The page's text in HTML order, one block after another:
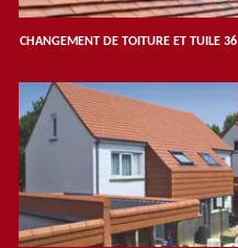
CHANGEMENT DE TOITURE ET TUILE 36